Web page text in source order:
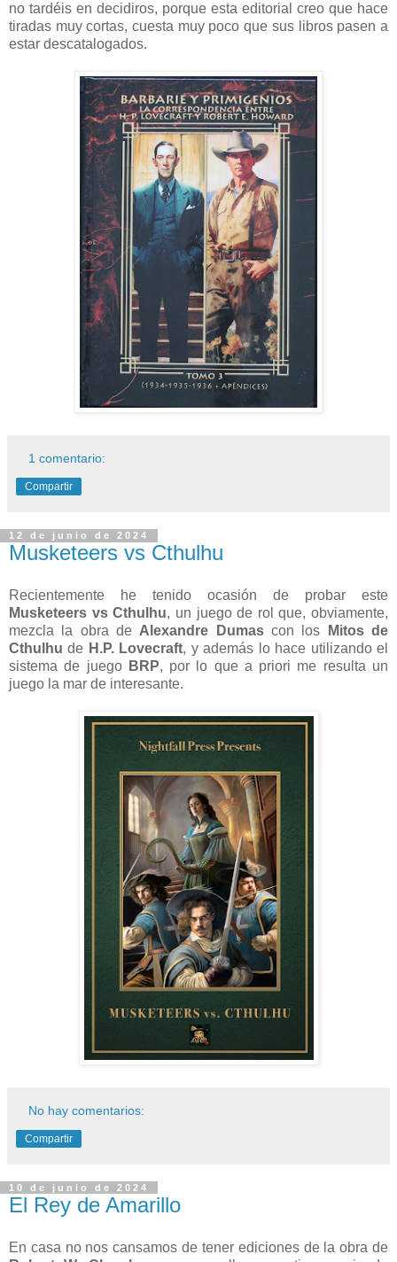
no tardéis en decidiros, porque esta editorial creo que hace
tiradas muy cortas, cuesta muy poco que sus libros pasen a
estar descatalogados.
1 comentario:
Compartir
12 de junio de 2024
Musketeers vs Cthulhu
Recientemente he tenido ocasión de probar este
Musketeers vs Cthulhu, un juego de rol que, obviamente,
mezcla la obra de Alexandre Dumascon los
Mitos de
Cthulhu de H.P. Lovecraft, y además lo hace utilizando el
sistema de juego BRP, por lo que a priori me resulta un
juego la mar de interesante.
No hay comentarios:
Compartir
10 de junio de 2024
El Rey de Amarillo
En casa no nos cansamos de tener ediciones de la obra de